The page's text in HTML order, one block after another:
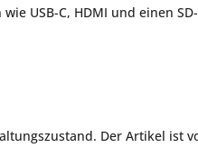
USB-C, HDMI und einen
Der Artikel ist